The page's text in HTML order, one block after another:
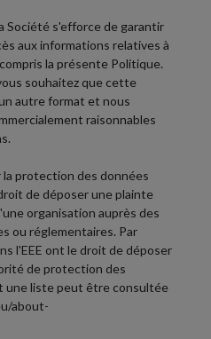
Société s'efforce de garantir
aux informations relatives à
la présente Politique.
souhaitez que cette
autre format et nous
raisonnables
la protection des données
de déposer une plainte
organisation auprès des
ou réglementaires. Par
l'EEE ont le droit de déposer
de protection des
une liste peut être consultée
about-